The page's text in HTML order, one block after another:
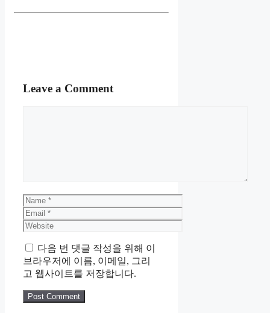
Leave a Comment
Name
Email
Website
다음 번 댓글 작성을 위해 이
브라우저에 이름, 이메일, 그리
고 웹사이트를 저장합니다.